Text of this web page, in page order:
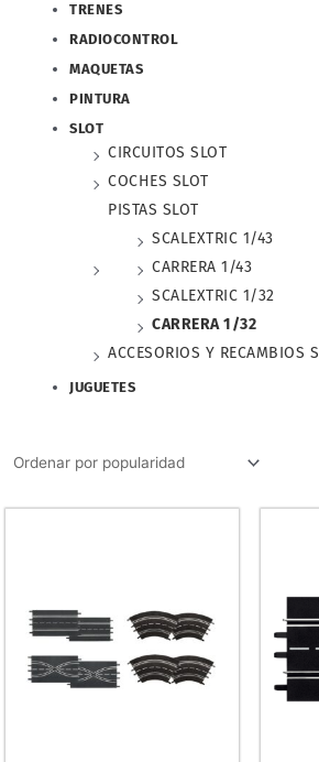
TRENES
RADIOCONTROL
MAQUETAS
PINTURA
SLOT
CIRCUITOS SLOT
COCHES SLOT
PISTAS SLOT
SCALEXTRIC 1/43
CARRERA 1/43
SCALEXTRIC 1/32
CARRERA 1/32
ACCESORIOS Y RECAMBIOS
JUGUETES